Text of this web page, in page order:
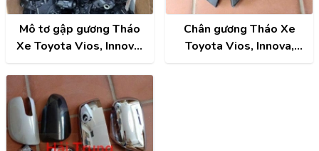
Mô tơ gập gương Tháo
Xe Toyota Vios, Innova,
Hilux, Hiace,..
Chân gương Tháo Xe
Toyota Vios, Innova,